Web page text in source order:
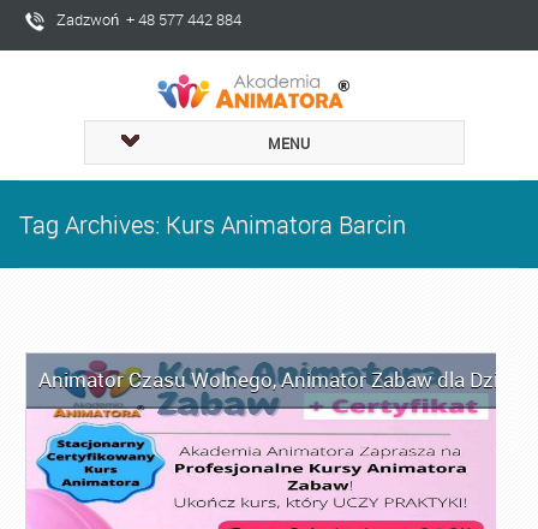
Zadzwoń + 48 577 442 884
MENU
Tag Archives: Kurs Animatora Barcin
Animator Czasu Wolnego,Animator Zabaw dla Dzieci